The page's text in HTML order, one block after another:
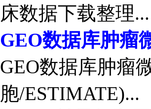
床数据下载整理...
GEO数据库肿瘤
GEO数据库肿瘤
胞/ESTIMATE)...